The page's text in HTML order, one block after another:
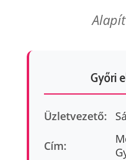
Győri
Üzletvezető:
Cím: